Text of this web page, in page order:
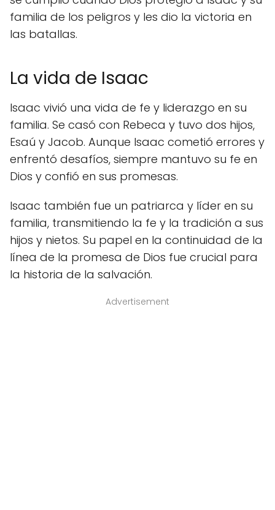
familia de los peligros y les dio la victoria en
las batallas.
La vida de Isaac
Isaac vivió una vida de fe y liderazgo en su
familia. Se casó con Rebeca y tuvo dos hijos,
Esaú y Jacob. Aunque Isaac cometió errores y
enfrentó desafíos, siempre mantuvo su fe en
Dios y confió en sus promesas.
Isaac también fue un patriarca y líder en su
familia, transmitiendo la fe y la tradición a sus
hijos y nietos. Su papel en la continuidad de la
línea de la promesa de Dios fue crucial para
la historia de la salvación.
Advertisement